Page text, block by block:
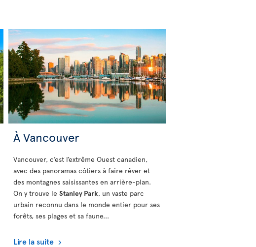
À Vancouver
Vancouver, c’est l’extrême Ouest canadien,
avec des panoramas côtiers à faire rêver et
des montagnes saisissantes en arrière-plan.
On y trouve le Stanley Park, un vaste parc
urbain reconnu dans le monde entier pour ses
forêts, ses plages et sa faune...
Lire la suite